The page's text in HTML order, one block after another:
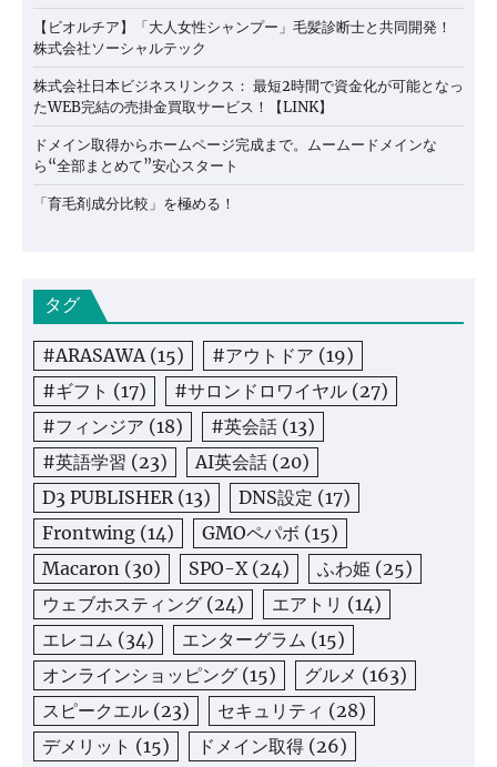
【ビオルチア】「大人女性シャンプー」毛髪診断士と共同開発！
株式会社ソーシャルテック
株式会社日本ビジネスリンクス： 最短2時間で資金化が可能となっ
たWEB完結の売掛金買取サービス！【LINK】
ドメイン取得からホームページ完成まで。ムームードメインな
ら“全部まとめて”安心スタート
「育毛剤成分比較」を極める！
タグ
#ARASAWA (15) #アウトドア (19)
#ギフト (17) #サロンドロワイヤル (27)
#フィンジア (18) #英会話 (13)
#英語学習 (23) AI英会話 (20)
D3 PUBLISHER (13) DNS設定 (17)
Frontwing (14) GMOペパボ (15)
Macaron (30) SPO-X (24) ふわ姫 (25)
ウェブホスティング (24) エアトリ (14)
エレコム (34) エンターグラム (15)
オンラインショッピング (15) グルメ (163)
スピークエル (23) セキュリティ (28)
デメリット (15) ドメイン取得 (26)